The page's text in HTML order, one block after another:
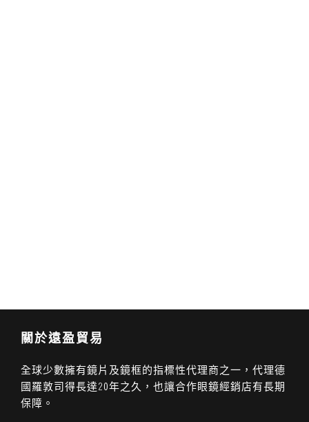
關於遠盈貿易
全球少數擁有鏡片及鏡框的指標性代理商之一，代理德
國羅敦司得長達20年之久，也讓合作眼鏡經銷店有長期
保障。